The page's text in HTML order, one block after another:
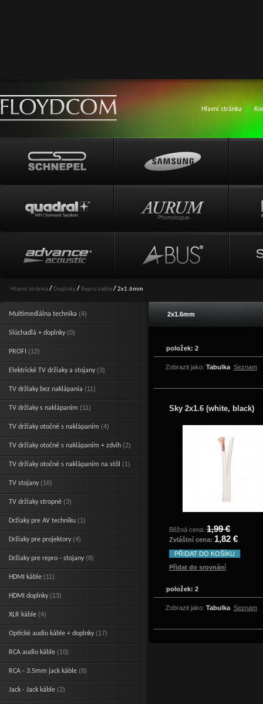
Hlavní stránka
Hlavní stránka/ Doplnky/ Repro káble/ 2x1.6mm
Multimediálna technika (4)
Slúchadlá + doplnky (0)
PROFI (12)
Elektrické TV držiaky a stojany (3)
TV držiaky bez naklápania (11)
TV držiaky s naklápaním (11)
TV držiaky otočné s naklápaním (4)
TV držiaky otočné s naklápaním + zdvih (2)
TV držiaky otočné s naklápaním na stôl (1)
TV stojany (16)
TV držiaky stropné (3)
Držiaky pre AV techniku (1)
Držiaky pre projektory (4)
Držiaky pre repro - stojany (8)
HDMI káble (11)
HDMI doplnky (13)
XLR káble (4)
Optické audio káble + doplnky (17)
RCA audio káble (10)
RCA - 3.5mm jack káble (8)
Jack - Jack káble (2)
2x1.6mm
položek: 2
Zobrazit jako: Tabulka Seznam
Sky 2x1.6 (white, black)
Běžná cena: 1,99 €
Zvláštní cena: 1,82 €
PŘIDAT DO KOŠÍKU
Přidat do srovnání
položek: 2
Zobrazit jako: Tabulka Seznam